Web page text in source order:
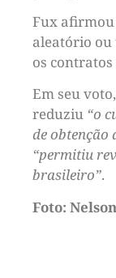
Fux afirmou
aleatório ou
os
Em seu
reduziu “o
de
“permitiu
brasileiro”.
Foto: